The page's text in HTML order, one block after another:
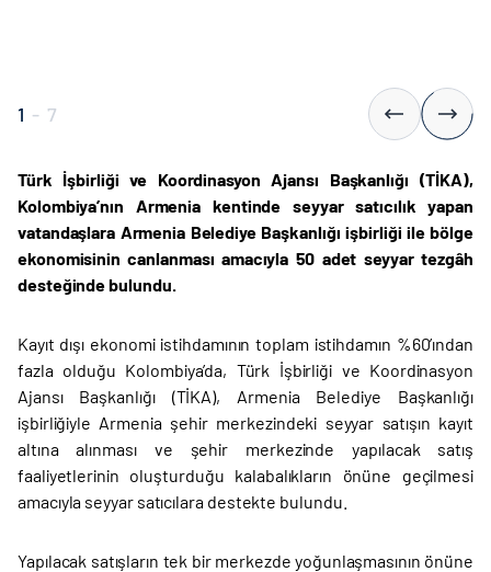
1 - 7
Türk İşbirliği ve Koordinasyon Ajansı Başkanlığı (TİKA),
Kolombiya’nın Armenia kentinde seyyar satıcılık yapan
vatandaşlara Armenia Belediye Başkanlığı işbirliği ile bölge
ekonomisinin canlanması amacıyla 50 adet seyyar tezgâh
desteğinde bulundu.
Kayıt dışı ekonomi istihdamının toplam istihdamın %60’ından
fazla olduğu Kolombiya’da, Türk İşbirliği ve Koordinasyon
Ajansı Başkanlığı (TİKA), Armenia Belediye Başkanlığı
işbirliğiyle Armenia şehir merkezindeki seyyar satışın kayıt
altına alınması ve şehir merkezinde yapılacak satış
faaliyetlerinin oluşturduğu kalabalıkların önüne geçilmesi
amacıyla seyyar satıcılara destekte bulundu.
Yapılacak satışların tek bir merkezde yoğunlaşmasının önüne